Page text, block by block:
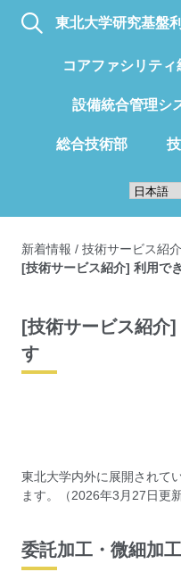
東北大学研究基盤
コアファシリテ
設備統合管理シ
総合技術部
新着情報 / 技術サービス紹介
[技術サービス紹介] 利用で
[技術サービス紹介
す
東北大学内外に展開されて
ます。（2026年3月27日更新
委託加工・微細加工